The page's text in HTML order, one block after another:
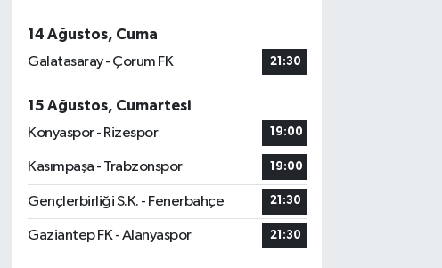
14 Ağustos, Cuma
Galatasaray - Çorum FK
21:30
15 Ağustos, Cumartesi
Konyaspor - Rizespor
19:00
Kasımpaşa - Trabzonspor 19:00
Gençlerbirliği S.K. - Fenerbahçe 21:30
Gaziantep FK - Alanyaspor 21:30